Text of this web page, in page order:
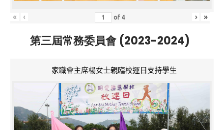
« ‹ of 4 › »
第三屆常務委員會 (2023-2024)
家職會主席楊女士親臨校運日支持學生